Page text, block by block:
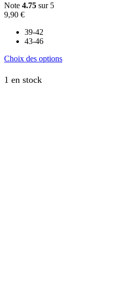
Note 4.75 sur 5
9,90 €
39-42
43-46
Choix des optionsCe
1 en stock